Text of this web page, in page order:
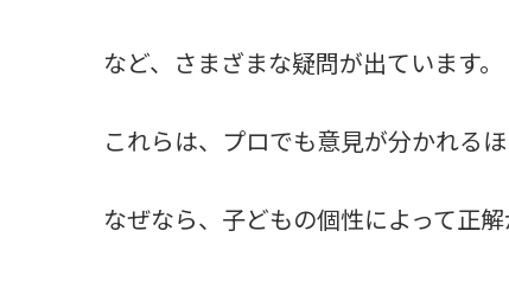
など、さまざまな疑問が出ています。
これらは、プロでも意見が分かれるほ
なぜなら、子どもの個性によって正解